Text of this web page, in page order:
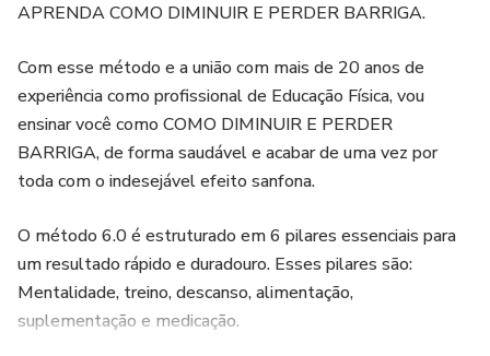
APRENDA COMO DIMINUIR E PERDER BARRIGA.
Com esse método e a união com mais de 20 anos de
experiência como profissional de Educação Física, vou
ensinar você como COMO DIMINUIR E PERDER
BARRIGA, de forma saudável e acabar de uma vez por
toda com o indesejável efeito sanfona.
O método 6.0 é estruturado em 6 pilares essenciais para
um resultado rápido e duradouro. Esses pilares são:
Mentalidade, treino, descanso, alimentação,
suplementação e medicação.